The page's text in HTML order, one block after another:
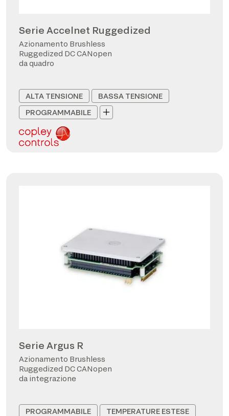
Serie Accelnet Ruggedized
Azionamento Brushless
Ruggedized DC CANopen
da quadro
ALTA TENSIONE
BASSA TENSIONE
PROGRAMMABILE
Serie Argus R
Azionamento Brushless
Ruggedized DC CANopen
da integrazione
PROGRAMMABILE
TEMPERATURE ESTESE